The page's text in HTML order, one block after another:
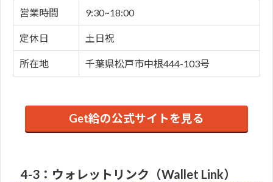
営業時間 9:30~18:00
定休日 土日祝
所在地 千葉県松戸市中根444-103号
Get給の公式サイトを見る
4-3：ウォレットリンク（Wallet Link）